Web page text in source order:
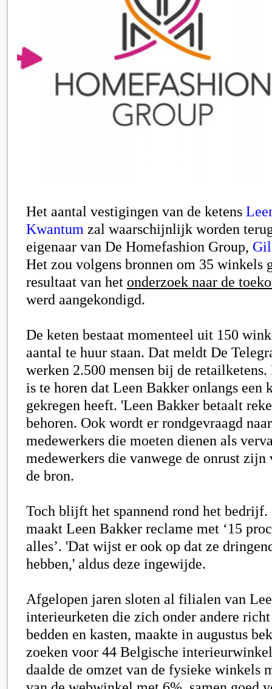
Het aantal vestigingen van de ketens
Kwantum zal waarschijnlijk worden
eigenaar van De Homefashion Group,
Het zou volgens bronnen om 35 winkels
resultaat van het onderzoek naar de
werd aangekondigd.
De keten bestaat momenteel uit 150
aantal te huur staan. Dat meldt De
werken 2.500 mensen bij de
is te horen dat Leen Bakker onlangs een
gekregen heeft. 'Leen Bakker betaalt
behoren. Ook wordt er rondgevraagd
medewerkers die moeten dienen als
medewerkers die vanwege de onrust
de bron.
Toch blijft het spannend rond het bedrijf.
maakt Leen Bakker reclame met ‘15
alles’. 'Dat wijst er ook op dat ze
hebben,' aldus deze ingewijde.
Afgelopen jaren sloten al filialen van
interieurketen die zich onder andere
bedden en kasten, maakte in augustus
zoeken voor 44 Belgische
daalde de omzet van de fysieke winkels